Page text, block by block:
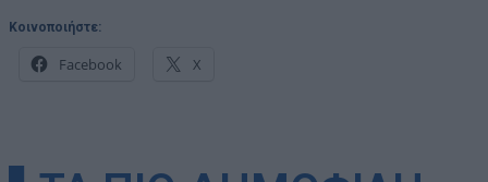
Κοινοποιήστε:
Facebook X